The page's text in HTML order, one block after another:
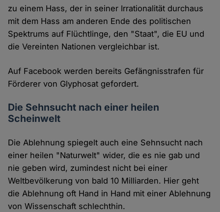
zu einem Hass, der in seiner Irrationalität durchaus
mit dem Hass am anderen Ende des politischen
Spektrums auf Flüchtlinge, den "Staat", die EU und
die Vereinten Nationen vergleichbar ist.
Auf Facebook werden bereits Gefängnisstrafen für
Förderer von Glyphosat gefordert.
Die Sehnsucht nach einer heilen
Scheinwelt
Die Ablehnung spiegelt auch eine Sehnsucht nach
einer heilen "Naturwelt" wider, die es nie gab und
nie geben wird, zumindest nicht bei einer
Weltbevölkerung von bald 10 Milliarden. Hier geht
die Ablehnung oft Hand in Hand mit einer Ablehnung
von Wissenschaft schlechthin.